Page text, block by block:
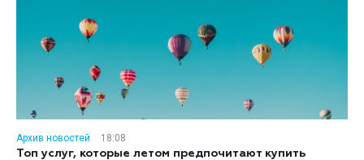
Архив новостей
18:08
Топ услуг, которые летом предпочитают купить